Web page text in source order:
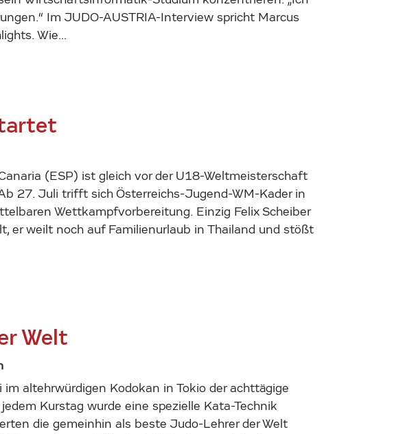
Im JUDO-AUSTRIA-Interview spricht Marcus
Wie…
(ESP) ist gleich vor der U18-Weltmeisterschaft
27. Juli trifft sich Österreichs-Jugend-WM-Kader in
Wettkampfvorbereitung. Einzig Felix Scheiber
er weilt noch auf Familienurlaub in Thailand und stößt
Welt
altehrwürdigen Kodokan in Tokio der achttägige
Kurstag wurde eine spezielle Kata-Technik
die gemeinhin als beste Judo-Lehrer der Welt